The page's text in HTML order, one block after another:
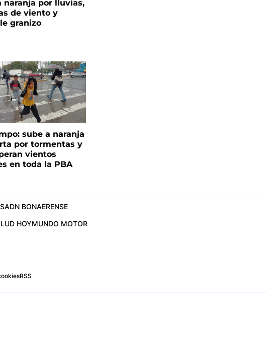
naranja por lluvias,
de viento y
granizo
sube a naranja
por tormentas y
vientos
en toda la PBA
ADN BONAERENSE
HOYMUNDO MOTOR
RSS